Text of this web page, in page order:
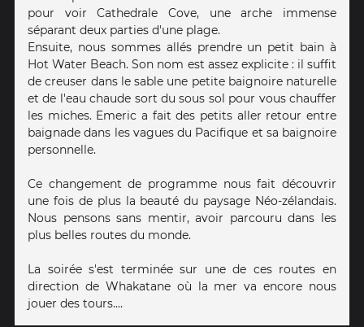
pour voir Cathedrale Cove, une arche immense
séparant deux parties d'une plage.
Ensuite, nous sommes allés prendre un petit bain à
Hot Water Beach. Son nom est assez explicite : il suffit
de creuser dans le sable une petite baignoire naturelle
et de l'eau chaude sort du sous sol pour vous chauffer
les miches. Emeric a fait des petits aller retour entre
baignade dans les vagues du Pacifique et sa baignoire
personnelle.
Ce changement de programme nous fait découvrir
une fois de plus la beauté du paysage Néo-zélandais.
Nous pensons sans mentir, avoir parcouru dans les
plus belles routes du monde.
La soirée s'est terminée sur une de ces routes en
direction de Whakatane où la mer va encore nous
jouer des tours....